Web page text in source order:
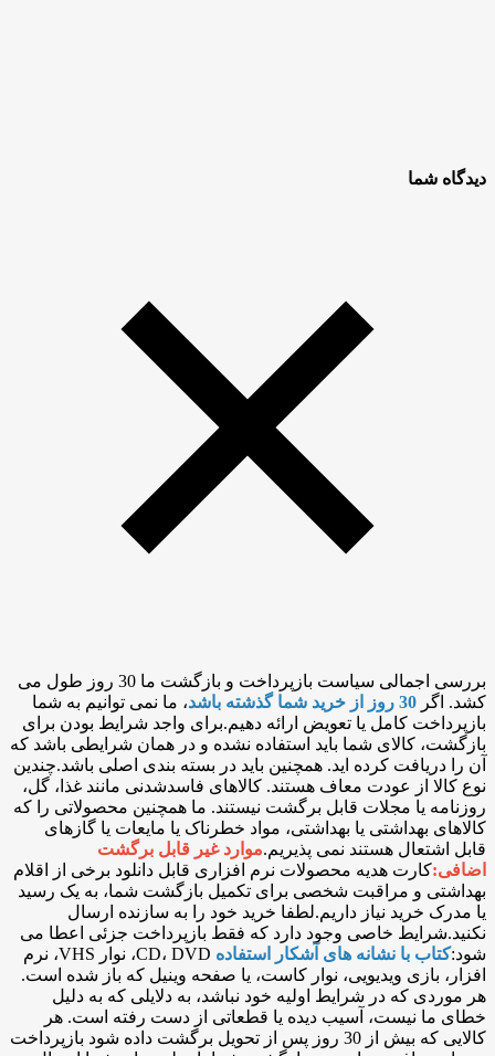
دیدگاه شما
بررسی اجمالی سیاست بازپرداخت و بازگشت ما 30 روز طول می
کشد. اگر
، ما نمی توانیم به شما
بازپرداخت کامل یا تعویض ارائه دهیم.برای واجد شرایط بودن برای
بازگشت، کالای شما باید استفاده نشده و در همان شرایطی باشد که
آن را دریافت کرده اید. همچنین باید در بسته بندی اصلی باشد.چندین
نوع کالا از عودت معاف هستند. کالاهای فاسدشدنی مانند غذا، گل،
روزنامه یا مجلات قابل برگشت نیستند. ما همچنین محصولاتی را که
کالاهای بهداشتی یا بهداشتی، مواد خطرناک یا مایعات یا گازهای
قابل اشتعال هستند نمی پذیریم.موارد غیر قابل برگشت
اضافی:کارت هدیه محصولات نرم افزاری قابل دانلود برخی از اقلام
بهداشتی و مراقبت شخصی برای تکمیل بازگشت شما، به یک رسید
یا مدرک خرید نیاز داریم.لطفا خرید خود را به سازنده ارسال
نکنید.شرایط خاصی وجود دارد که فقط بازپرداخت جزئی اعطا می
شود:کتاب با نشانه های آشکار استفاده
CD، DVD، نوار VHS، نرم
افزار، بازی ویدیویی، نوار کاست، یا صفحه وینیل که باز شده است.
هر موردی که در شرایط اولیه خود نباشد، به دلایلی که به دلیل
خطای ما نیست، آسیب دیده یا قطعاتی از دست رفته است. هر
کالایی که بیش از 30 روز پس از تحویل برگشت داده شود بازپرداخت